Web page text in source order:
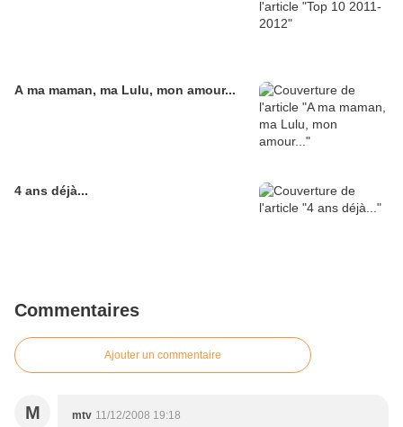
A ma maman, ma Lulu, mon amour...
4 ans déjà...
Commentaires
Ajouter un commentaire
M mtv 11/12/2008 19:18